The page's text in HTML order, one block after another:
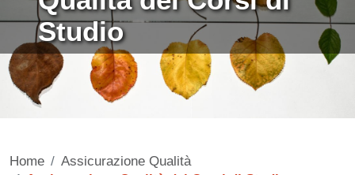
Studio
Home
Assicurazione Qualità